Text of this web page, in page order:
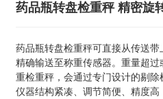
药品瓶转盘检重秤 精密旋
药品瓶转盘检重秤可直接从传送
精确输送至称重传感器。重量超
重检重秤，会通过专门设计的剔
仪器结构紧凑、调节简便、精度